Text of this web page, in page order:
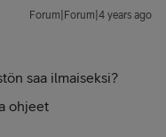
Forum|Forum|4 years ago
saa ilmaiseksi?
ohjeet